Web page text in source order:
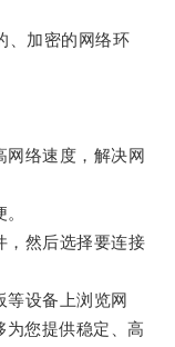
加密的网络环
络速度，解决网
然后选择要连接
设备上浏览网
为您提供稳定、高